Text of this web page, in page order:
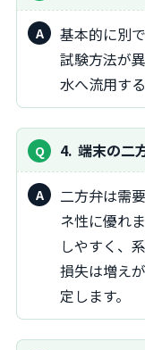
基本的に別です。材料特性・接合方法・洗浄剤・
試験方法が
水へ流用す
4 端末の二
二方弁は需要に応じて流量を絞る方式で、省エ
ネ性に優れ
しやすく、
損失は増え
定します。